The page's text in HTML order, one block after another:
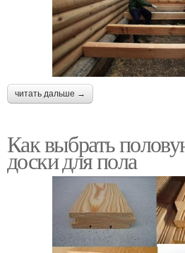
читать дальше →
Как выбрать
доски для пола